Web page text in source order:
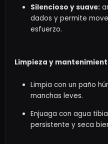
Silencioso y suave:
dados y permite
esfuerzo.
Limpieza y
Limpia con un paño
manchas leves.
Enjuaga con agua
persistente y seca